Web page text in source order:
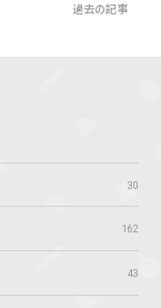
過去の記事
30
162
43